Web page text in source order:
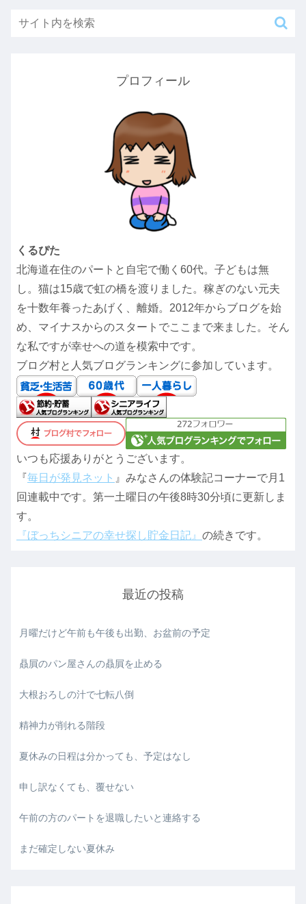
プロフィール
くるぴた
北海道在住のパートと自宅で働く60代。子どもは無
し。猫は15歳で虹の橋を渡りました。稼ぎのない元夫
を十数年養ったあげく、離婚。2012年からブログを始
め、マイナスからのスタートでここまで来ました。そん
な私ですが幸せへの道を模索中です。
ブログ村と人気ブログランキングに参加しています。
いつも応援ありがとうございます。
『毎日が発見ネット 』みなさんの体験記コーナーで月1
回連載中です。第一土曜日の午後8時30分頃に更新しま
す。
『ぼっちシニアの幸せ探し貯金日記』 の続きです。
最近の投稿
月曜だけど午前も午後も出勤、お盆前の予定
贔屓のパン屋さんの贔屓を止める
大根おろしの汁で七転八倒
精神力が削れる階段
夏休みの日程は分かっても、予定はなし
申し訳なくても、覆せない
午前の方のパートを退職したいと連絡する
まだ確定しない夏休み